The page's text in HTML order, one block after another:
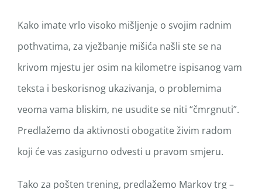
Kako imate vrlo visoko mišljenje o svojim radnim
pothvatima, za vježbanje mišića našli ste se na
krivom mjestu jer osim na kilometre ispisanog vam
teksta i beskorisnog ukazivanja, o problemima
veoma vama bliskim, ne usudite se niti “čmrgnuti”.
Predlažemo da aktivnosti obogatite živim radom
koji će vas zasigurno odvesti u pravom smjeru.
Tako za pošten trening, predlažemo Markov trg –